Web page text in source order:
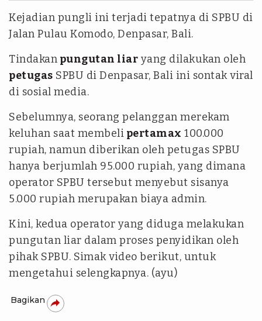
Kejadian pungli ini terjadi tepatnya di SPBU di
Jalan Pulau Komodo, Denpasar, Bali.
Tindakan pungutan liar yang dilakukan oleh
petugas SPBU di Denpasar, Bali ini sontak viral
di sosial media.
Sebelumnya, seorang pelanggan merekam
keluhan saat membeli pertamax 100.000
rupiah, namun diberikan oleh petugas SPBU
hanya berjumlah 95.000 rupiah, yang dimana
operator SPBU tersebut menyebut sisanya
5.000 rupiah merupakan biaya admin.
Kini, kedua operator yang diduga melakukan
pungutan liar dalam proses penyidikan oleh
pihak SPBU. Simak video berikut, untuk
mengetahui selengkapnya. (ayu)
Bagikan